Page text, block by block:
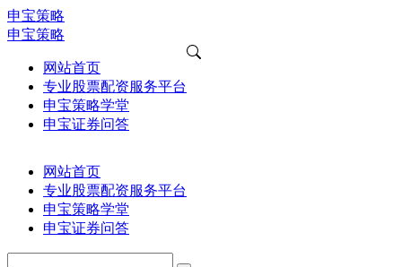
申宝策略
申宝策略
网站首页
专业股票配资服务平台
申宝策略学堂
申宝证券问答
网站首页
专业股票配资服务平台
申宝策略学堂
申宝证券问答